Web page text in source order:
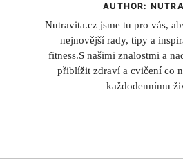
AUTHOR:
Nutravita.cz jsme tu pro vás,
nejnovější rady, tipy a
fitness.S našimi znalostmi a
přiblížit zdraví a cvičení co
každodennímu